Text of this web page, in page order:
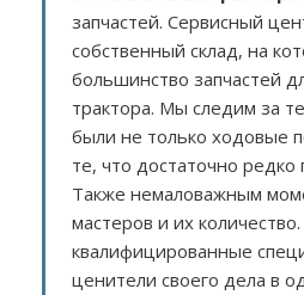
запчастей. Сервисный
собственный склад, на
большинство запчастей
трактора. Мы следим за
были не только ходовые
те, что достаточно
Также немаловажным
мастеров и их
квалифицированные
ценители своего дела в